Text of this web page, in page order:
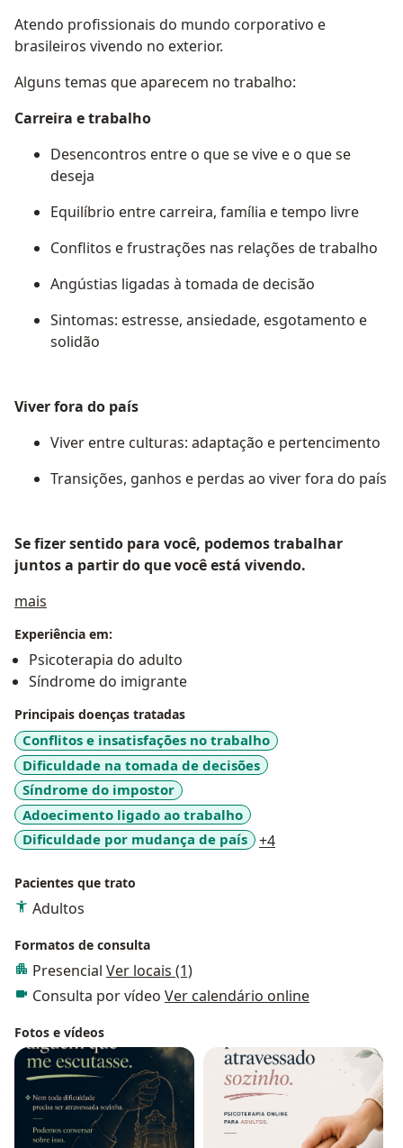
Atendo profissionais do mundo corporativo e
brasileiros vivendo no exterior.
Alguns temas que aparecem no trabalho:
Carreira e trabalho
Desencontros entre o que se vive e o que se
deseja
Equilíbrio entre carreira, família e tempo livre
Conflitos e frustrações nas relações de trabalho
Angústias ligadas à tomada de decisão
Sintomas: estresse, ansiedade, esgotamento e
solidão
Viver fora do país
Viver entre culturas: adaptação e pertencimento
Transições, ganhos e perdas ao viver fora do país
Se fizer sentido para você, podemos trabalhar
juntos a partir do que você está vivendo.
mais
Experiência em:
Psicoterapia do adulto
Síndrome do imigrante
Principais doenças tratadas
Conflitos e insatisfações no trabalho
Dificuldade na tomada de decisões
Síndrome do impostor
Adoecimento ligado ao trabalho
Dificuldade por mudança de país
+4
Pacientes que trato
Adultos
Formatos de consulta
Presencial Ver locais (1)
Consulta por vídeo Ver calendário online
Fotos e vídeos